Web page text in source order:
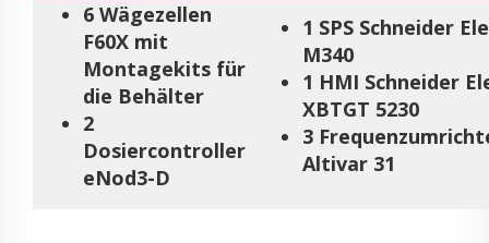
6 Wägezellen
F60X mit
Montagekits für
die Behälter
2
Dosiercontroller
eNod3-D
1 SPS Schneider
M340
1 HMI Schneider
XBTGT 5230
3
Altivar 31